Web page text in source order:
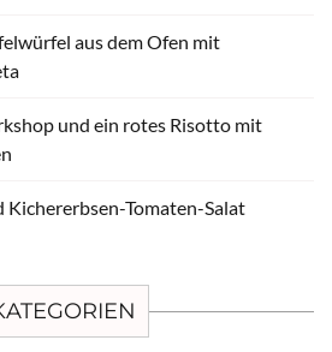
aus dem Ofen mit
und ein rotes Risotto mit
Kichererbsen-Tomaten-Salat